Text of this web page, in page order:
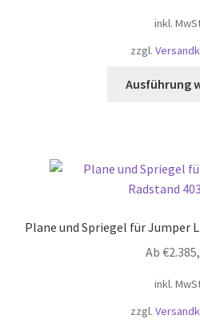
inkl.
zzgl.
Ausführung
Plane und Spriegel für Jumper
Ab €
inkl.
zzgl.